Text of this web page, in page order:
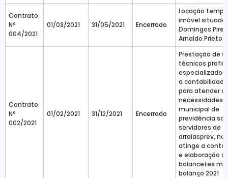
Contrato
Nº
004/2021
01/03/2021 31/05/2021 Encerrado
Locação
imóvel situado
Domingos
Arnaldo Prieto
Contrato
Nº
002/2021
01/02/2021 31/12/2021 Encerrado
Prestação de
técnicos
especializados
a
para atender
necessidades
municipal de
previdência
servidores de
arraiasprev, no
atinge a
e elaboração
balancetes
balanço 2021